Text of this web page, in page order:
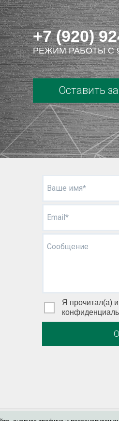
+7 (920)
РЕЖИМ РАБОТЫ С
Оставить
Ваше имя*
Email*
Сообщение
Я прочитал(а)